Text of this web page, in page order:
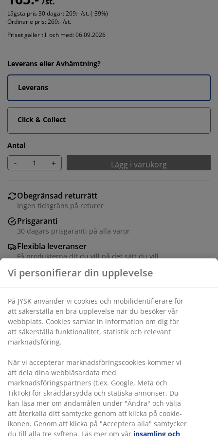
Lägsta pris 30 dagar: 269:- /st. (-39%)
Ordinarie pris: 269:- /st.
Priset gäller till och med: 06.09.2026
Leverans eller Avhämtning?
Leverans
Click & Collect
Antal
- + Lägg i varukorg
Obegränsad returrätt
Ingen tidsgräns på returer
Prisgaranti
30 dagars prisgaranti på alla varor
Flexibla leveranser
Få produkterna dit du vill på det sätt du vill
Korg tillverkad av vävt papper på en stadig stålram.
Den rymliga designen är idealisk för förvaring av
föremål som filtar och leksaker. Två integrerade
handtag gör den lätt att bära. B32 x L42 x H40 cm
Specifikationer